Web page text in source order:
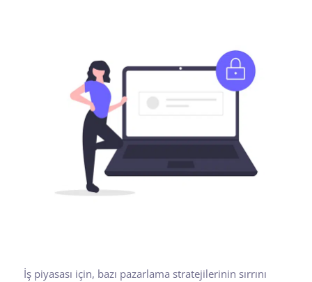
İş piyasası için, bazı pazarlama stratejilerinin sırrını